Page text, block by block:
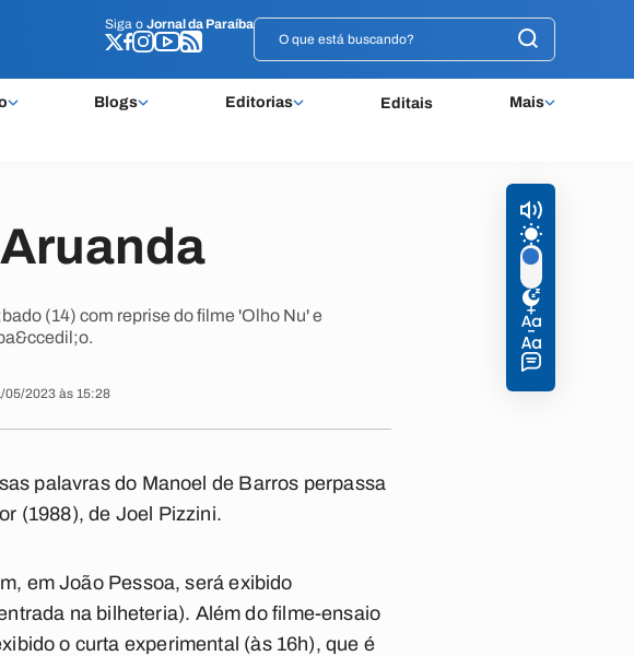
Siga o Jornal da Paraíba
Blogs Editorias Editais Mais
Siga o Jornal da Paraíba
(14) com reprise do filme 'Olho Nu' e
05/2023 às 15:28
palavras do Manoel de Barros perpassa
(1988), de Joel Pizzini.
em João Pessoa, será exibido
na bilheteria). Além do filme-ensaio
o curta experimental (às 16h), que é